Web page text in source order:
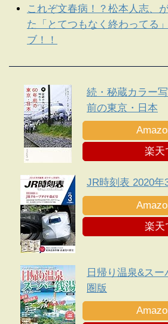
これぞ文春病！？松本人志、
た「とてつもなく終わってる
ブ！！
続・秘蔵カラー
前の東京・日本
楽天
JR時刻表 2020年
楽天
日帰り温泉&ス
圏版